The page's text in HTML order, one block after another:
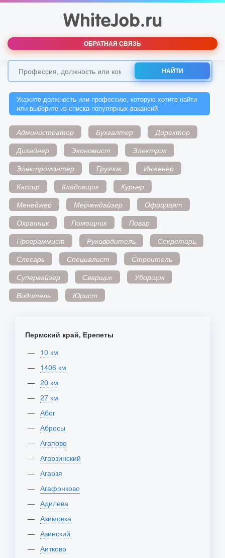
ОБРАТНАЯ СВЯЗЬ
НАЙТИ
Укажите должность или профессию, которую хотите найти
или выберите из списка популярных вакансий
Администратор Бухгалтер
Директор
Дизайнер
Экономист
Электрик
Электромонтер
Грузчик
Инженер
Кассир
Кладовщик
Курьер
Менеджер
Мерчендайзер
Официант
Охранник
Помощник
Повар
Программист
Руководитель
Секретарь
Слесарь
Специалист
Строитель
Супервайзер
Сварщик
Уборщик
Водитель
Юрист
Пермский край, Ерепеты
10 км
1406 км
20 км
27 км
Абог
Абросы
Агапово
Агарзинский
Агарзя
Агафонково
Адилева
Азимовка
Азинский
Аитково